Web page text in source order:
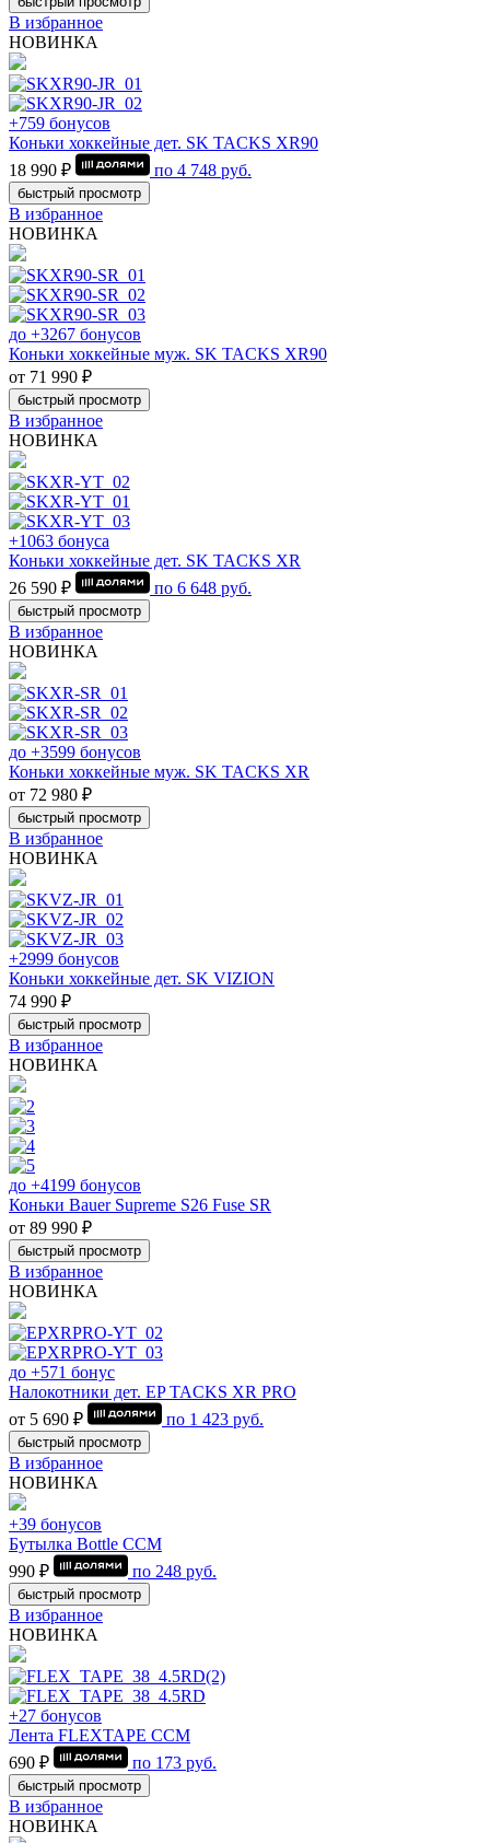
В избранное
НОВИНКА
+759 бонусов
Коньки хоккейные дет. SK TACKS XR90
18 990 ₽
по 4 748 руб.
быстрый просмотр
В избранное
НОВИНКА
до +3267 бонусов
Коньки хоккейные муж. SK TACKS XR90
от 71 990 ₽
быстрый просмотр
В избранное
НОВИНКА
+1063 бонуса
Коньки хоккейные дет. SK TACKS XR
26 590 ₽
по 6 648 руб.
быстрый просмотр
В избранное
НОВИНКА
до +3599 бонусов
Коньки хоккейные муж. SK TACKS XR
от 72 980 ₽
быстрый просмотр
В избранное
НОВИНКА
+2999 бонусов
Коньки хоккейные дет. SK VIZION
74 990 ₽
быстрый просмотр
В избранное
НОВИНКА
до +4199 бонусов
Коньки Bauer Supreme S26 Fuse SR
от 89 990 ₽
быстрый просмотр
В избранное
НОВИНКА
до +571 бонус
Налокотники дет. EP TACKS XR PRO
от 5 690 ₽
по 1 423 руб.
быстрый просмотр
В избранное
НОВИНКА
+39 бонусов
Бутылка Bottle CCM
990 ₽
по 248 руб.
быстрый просмотр
В избранное
НОВИНКА
+27 бонусов
Лента FLEXTAPE CCM
690 ₽
по 173 руб.
быстрый просмотр
В избранное
НОВИНКА